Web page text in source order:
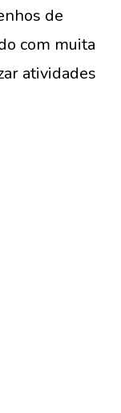
de
com muita
atividades